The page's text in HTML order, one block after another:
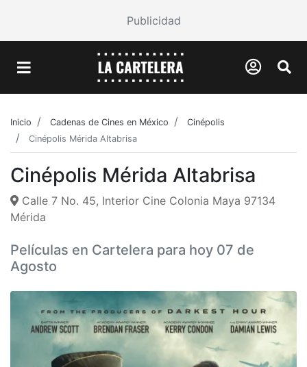
Publicidad
Inicio Cadenas de Cines en México
Cinépolis
Cinépolis Mérida Altabrisa
Cinépolis Mérida Altabrisa
Calle 7 No. 45, Interior Cine Colonia Maya 97134
Mérida
Películas en Cartelera para hoy 07 de
Agosto